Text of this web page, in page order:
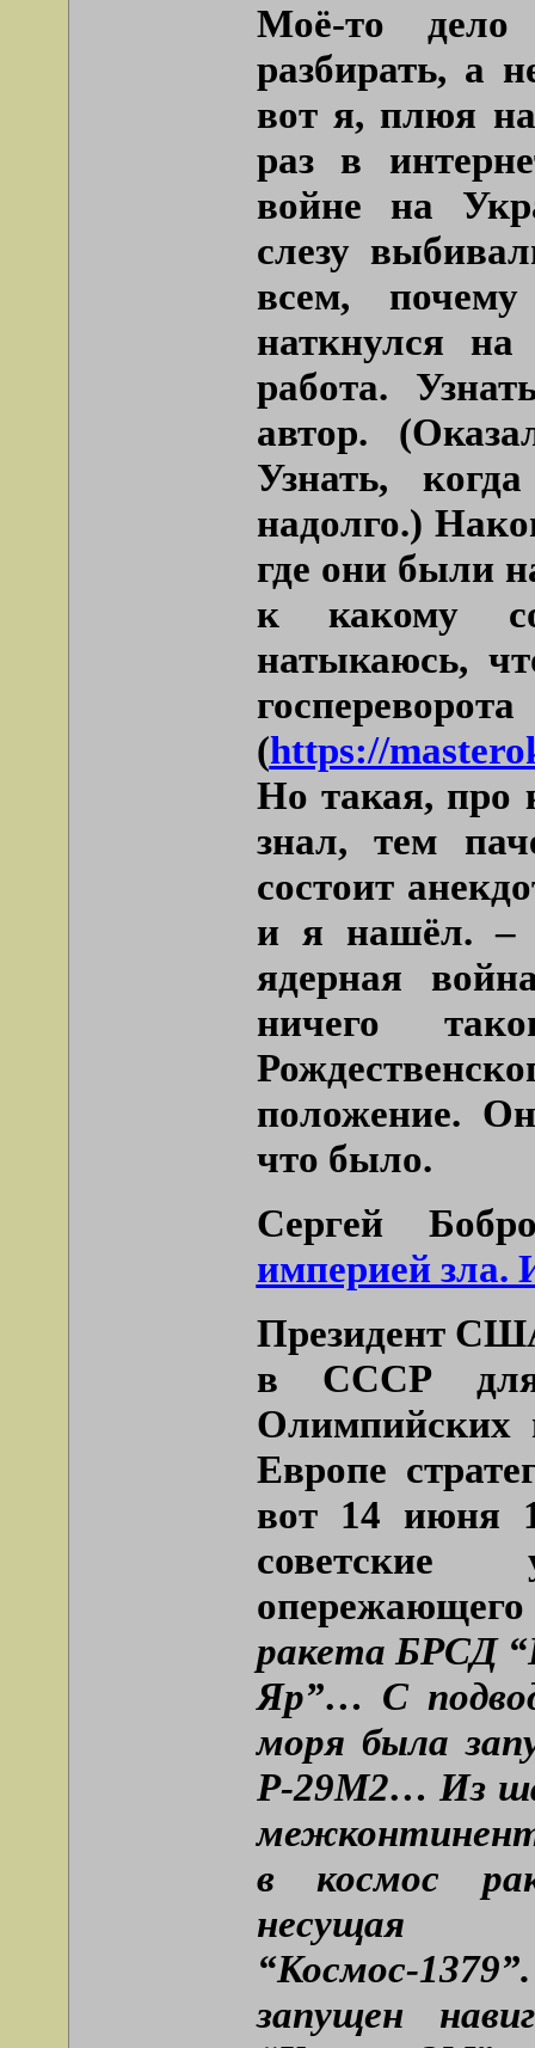
Моё-то дело
разбирать, а
вот я, плюя на
раз в
войне на
слезу
всем,
наткнулся
работа.
автор.
Узнать,
надолго.)
где они были
к какому
натыкаюсь,
(https://
Но такая, про
знал, тем
состоит
и я нашёл. –
ядерная
ничего
положение.
что было.
Сергей
империей зла.
Президент
в СССР для
Олимпийских
Европе
вот 14 июня
опережающего
ракета БРСД
Яр”… С
моря была
Р-29М2… Из
в космос
несущая
“Космос-
запущен